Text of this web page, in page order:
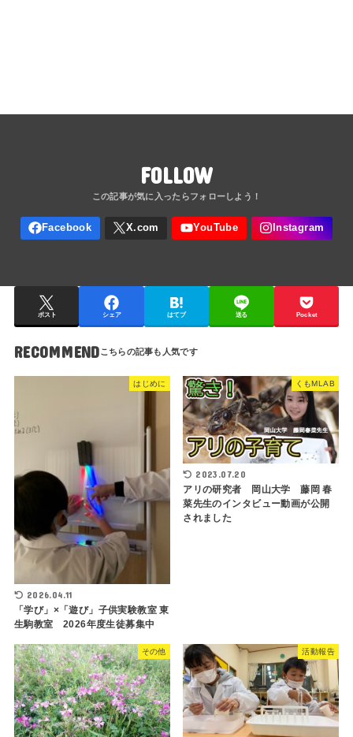
FOLLOW
ポスト シェア はてブ 送る Pocket
RECOMMEND
はじめに
2026.04.11
「学び」×「遊び」子供実験教室 東
生駒教室 2026年度生徒募集中
くもMLAB
2023.07.20
アリの研究者 岡山大学 藤岡 春
菜先生のインタビュー動画が公開
されました
その他 活動報告